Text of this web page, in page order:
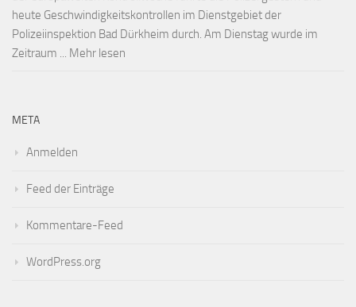
heute Geschwindigkeitskontrollen im Dienstgebiet der
Polizeiinspektion Bad Dürkheim durch. Am Dienstag wurde im
Zeitraum ... Mehr lesen
META
Anmelden
Feed der Einträge
Kommentare-Feed
WordPress.org